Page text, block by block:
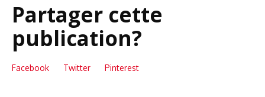
Partager cette
publication?
Facebook Twitter Pinterest